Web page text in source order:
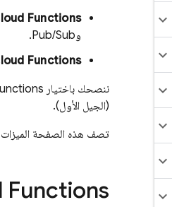
Functions
وPub/Sub
.
Functions
ننصحك باختيار
(الجيل الأول).
تصف هذه الصفحة
Functions